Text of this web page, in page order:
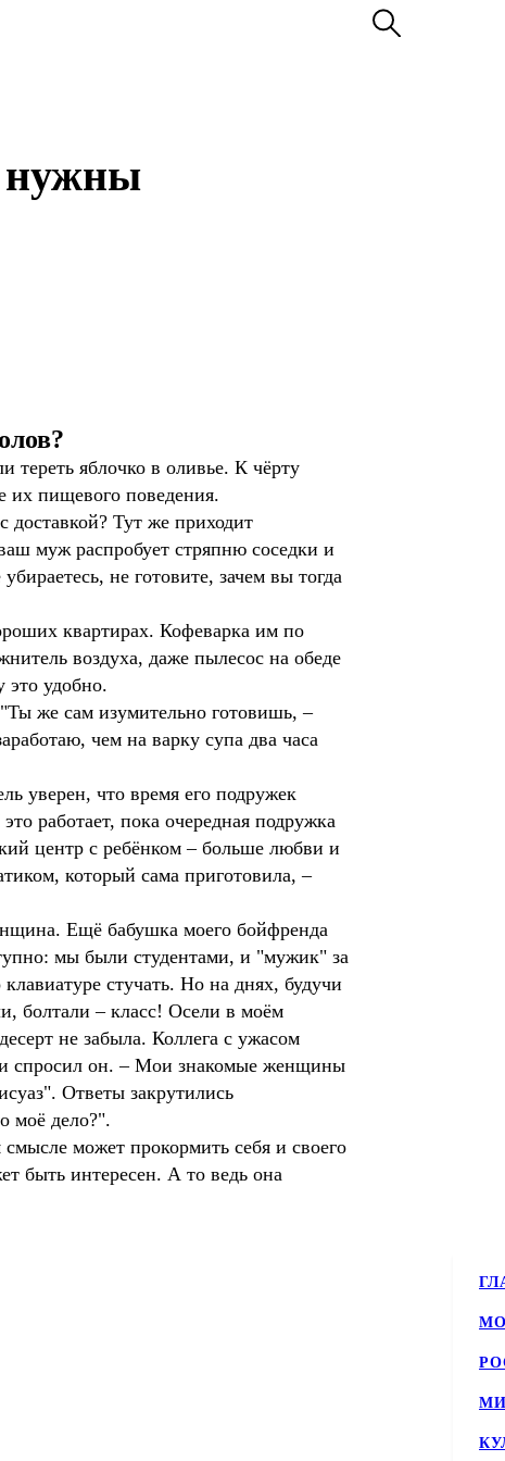
нужны
тереть яблочко в оливье. К чёрту
их пищевого поведения.
доставкой? Тут же приходит
муж распробует стряпню соседки и
не готовите, зачем вы тогда
квартирах. Кофеварка им по
воздуха, даже пылесос на обеде
это удобно.
же сам изумительно готовишь, –
чем на варку супа два часа
уверен, что время его подружек
работает, пока очередная подружка
центр с ребёнком – больше любви и
который сама приготовила, –
Ещё бабушка моего бойфренда
мы были студентами, и "мужик" за
стучать. Но на днях, будучи
болтали – класс! Осели в моём
не забыла. Коллега с ужасом
спросил он. – Мои знакомые женщины
Ответы закрутились
моё дело?".
может прокормить себя и своего
быть интересен. А то ведь она